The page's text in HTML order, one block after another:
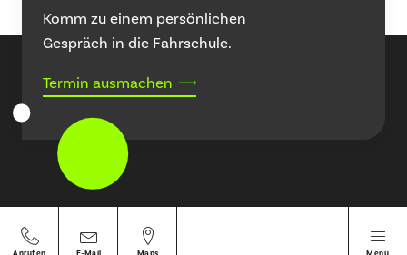
Komm zu einem persönlichen
Gespräch in die Fahrschule.
Termin ausmachen